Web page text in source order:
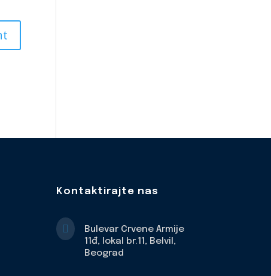
Kontaktirajte nas

Bulevar Crvene Armije
11đ, lokal br.11, Belvil,
Beograd